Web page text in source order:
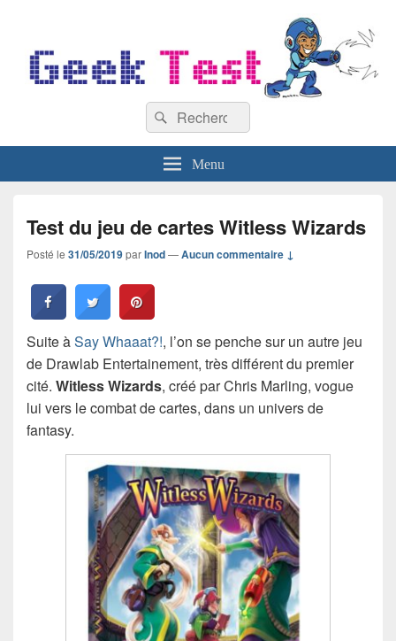
Recherche :
Rechercher
Menu
Test du jeu de cartes Witless Wizards
Posté le 31/05/2019parInod—Aucun commentaire ↓
Suite àSay Whaaat?!, l’on se penche sur un autre jeu
de Drawlab Entertainement, très différent du premier
cité. Witless Wizards, créé par Chris Marling, vogue
lui vers le combat de cartes, dans un univers de
fantasy.